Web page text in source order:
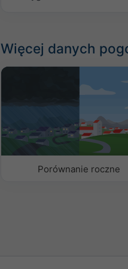
Więcej danych
Porównanie roczne